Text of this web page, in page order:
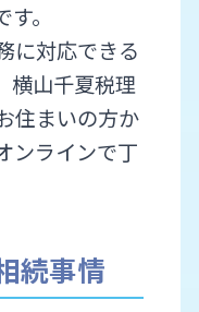
。
に対応できる
横山千夏税理
住まいの方か
ンラインで丁
続事情